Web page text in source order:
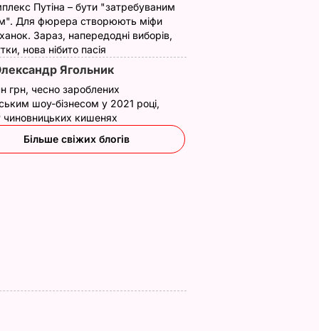
Що
Платіжки стануть
меншими – дієві
Путіна – бути "затребуваним
Для фюрера створюють міфи
Зараз, напередодні виборів,
нова нібито пасія
Ягольник
грн, чесно зароблених
шоу-бізнесом у 2021 році,
чиновницьких кишенях
Більше свіжих блогів